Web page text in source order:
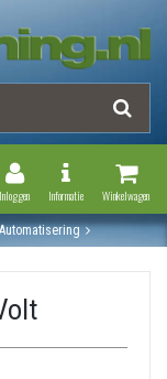
Winkelwagen
Toggle
Informatie
Inloggen
Automatisering